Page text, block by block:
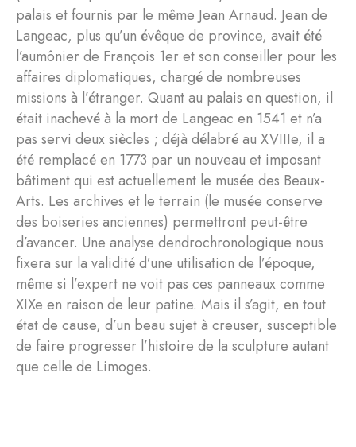
palais et fournis par le même Jean Arnaud. Jean de
Langeac, plus qu’un évêque de province, avait été
l’aumônier de François 1er et son conseiller pour les
affaires diplomatiques, chargé de nombreuses
missions à l’étranger. Quant au palais en question, il
était inachevé à la mort de Langeac en 1541 et n’a
pas servi deux siècles ; déjà délabré au XVIIIe, il a
été remplacé en 1773 par un nouveau et imposant
bâtiment qui est actuellement le musée des Beaux-
Arts. Les archives et le terrain (le musée conserve
des boiseries anciennes) permettront peut-être
d’avancer. Une analyse dendrochronologique nous
fixera sur la validité d’une utilisation de l’époque,
même si l’expert ne voit pas ces panneaux comme
XIXe en raison de leur patine. Mais il s’agit, en tout
état de cause, d’un beau sujet à creuser, susceptible
de faire progresser l’histoire de la sculpture autant
que celle de Limoges.